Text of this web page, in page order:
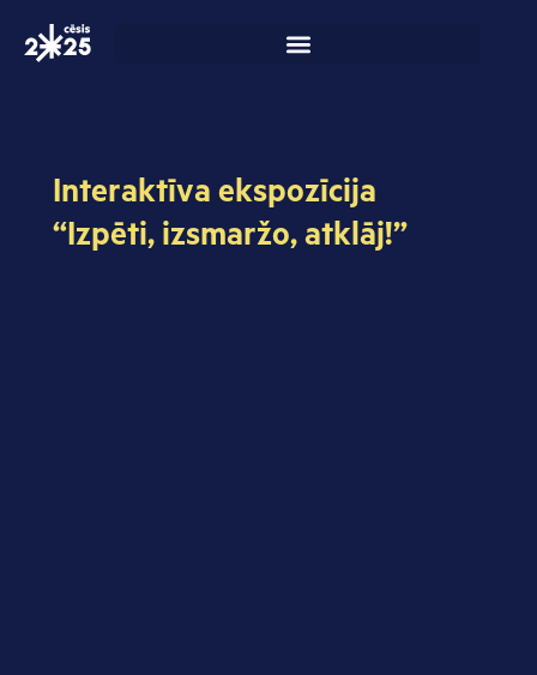
Interaktīva ekspozīcija
“Izpēti, izsmaržo, atklāj!”